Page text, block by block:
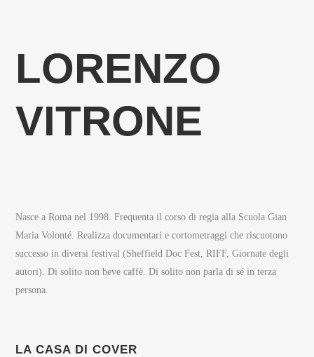
LORENZO
VITRONE
Nasce a Roma nel 1998. Frequenta il corso di regia alla Scuola Gian
Maria Volonté. Realizza documentari e cortometraggi che riscuotono
successo in diversi festival (Sheffield Doc Fest, RIFF, Giornate degli
autori). Di solito non beve caffè. Di solito non parla di sé in terza
persona.
LA CASA DI COVER